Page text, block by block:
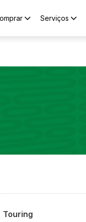
Serviços
Touring